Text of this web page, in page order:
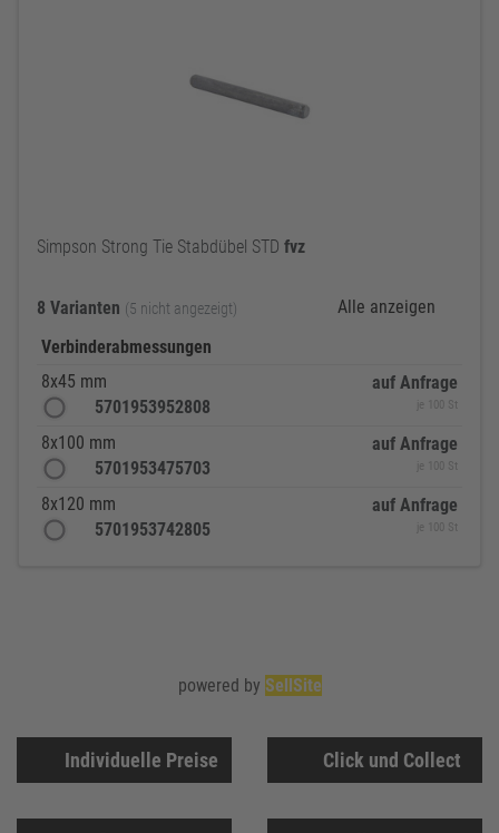
Simpson Strong Tie Stabdübel STD fvz
8 Varianten (5 nicht angezeigt)
Alle anzeigen
Verbinderabmessungen
8x45 mm
5701953952808
auf Anfrage
je 100 St
8x100 mm
5701953475703
auf Anfrage
je 100 St
8x120 mm
5701953742805
auf Anfrage
je 100 St
Individuelle Preise Click und Collect
powered by SellSite